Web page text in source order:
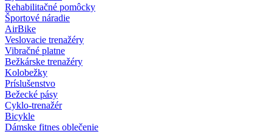
Rehabilitačné pomôcky
Športové náradie
AirBike
Veslovacie trenažéry
Vibračné platne
Bežkárske trenažéry
Kolobežky
Príslušenstvo
Bežecké pásy
Cyklo-trenažér
Bicykle
Dámske fitnes oblečenie